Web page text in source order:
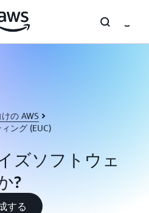
の AWS
ング (EUC)
ズソフトウェ
?
する